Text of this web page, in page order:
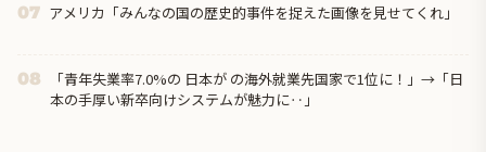
07 アメリカ「みんなの国の歴史的事件を捉えた画像を見せてくれ」
08
「青年失業率7.0%の 日本が の海外就業先国家で1位に！」→「日
本の手厚い新卒向けシステムが魅力に‥」